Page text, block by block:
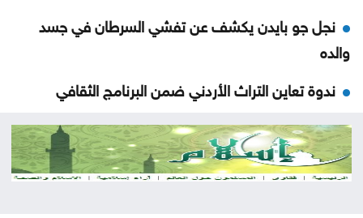
نجل جو بايدن يكشف عن تفشي السرطان في جسد
والده
ندوة تعاين التراث الأردني ضمن البرنامج الثقافي
مستوطنون يهاجمون مسجدا بالضفة والجيش يعتقل 7
فلسطينيين